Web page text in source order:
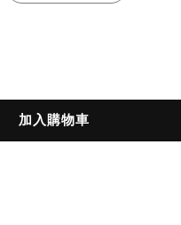
加入購物車